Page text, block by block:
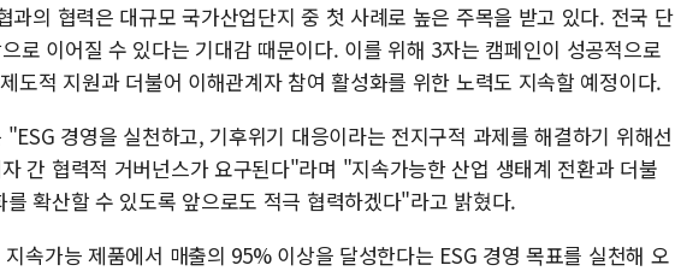
과의 협력은 대규모 국가산업단지 중 첫 사례로 높은 주목을 받고 있다. 전국 단
로 이어질 수 있다는 기대감 때문이다. 이를 위해 3자는 캠페인이 성공적으로
도적 지원과 더불어 이해관계자 참여 활성화를 위한 노력도 지속할 예정이다.
경영을 실천하고, 기후위기 대응이라는 전지구적 과제를 해결하기 위해선
간 협력적 거버넌스가 요구된다"라며 "지속가능한 산업 생태계 전환과 더불
확산할 수 있도록 앞으로도 적극 협력하겠다"라고 밝혔다.
속가능 제품에서 매출의 95% 이상을 달성한다는 ESG 경영 목표를 실천해 오